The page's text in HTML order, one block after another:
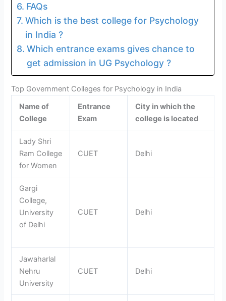
FAQs
Which is the best college for Psychology
in India ?
Which entrance exams gives chance to
get admission in UG Psychology ?
Top Government Colleges for Psychology in India
Name of
College
Entrance
Exam
City in which the
college is located
Lady Shri
Ram College
for Women
CUET Delhi
Gargi
College,
University
of Delhi
CUET Delhi
Jawaharlal
Nehru
University
CUET Delhi